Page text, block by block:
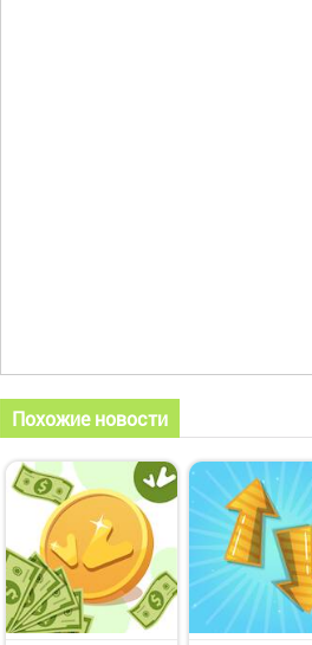
Похожие новости